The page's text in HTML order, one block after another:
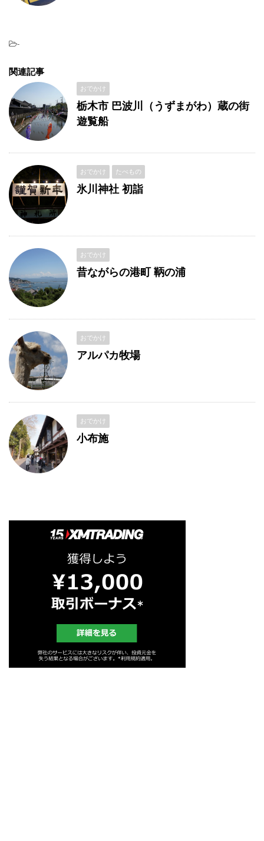
-
関連記事
おでかけ
栃木市 巴波川（うずまがわ）蔵の街
遊覧船
おでかけ たべもの
氷川神社 初詣
おでかけ
昔ながらの港町 鞆の浦
おでかけ
アルパカ牧場
おでかけ
小布施